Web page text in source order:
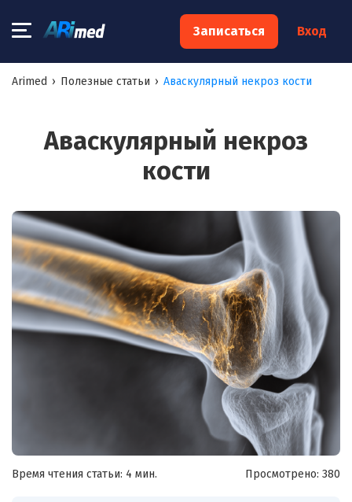
Записаться Вход
Arimed › Полезные статьи › Аваскулярный некроз кости
Аваскулярный некроз
кости
Время чтения статьи: 4 мин. Просмотрено: 380
×
Запишитесь на консультацию к
Ваше имя:*
Ваш e-mail:*
Я согласен наобработку моих персональных данных